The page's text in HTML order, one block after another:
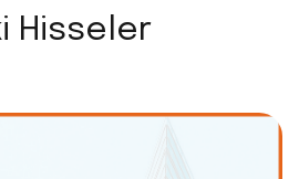
Hisseler